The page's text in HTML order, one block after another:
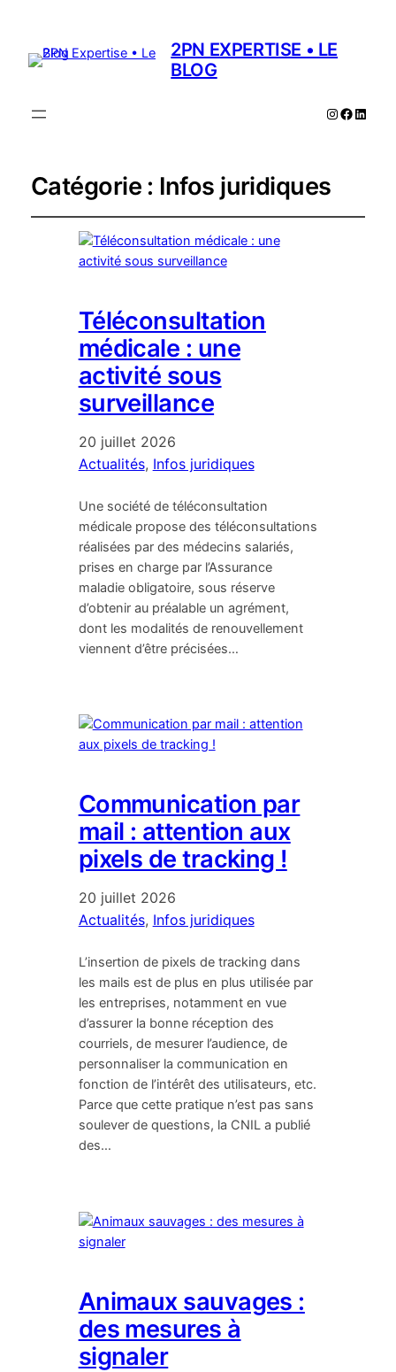
2PN EXPERTISE • LE
BLOG
Instagram
Catégorie : Infos juridiques
Téléconsultation
médicale : une
activité sous
surveillance
20 juillet 2026
Actualités, Infos juridiques
Une société de téléconsultation
médicale propose des téléconsultations
réalisées par des médecins salariés,
prises en charge par l’Assurance
maladie obligatoire, sous réserve
d’obtenir au préalable un agrément,
dont les modalités de renouvellement
viennent d’être précisées…
Communication par
mail : attention aux
pixels de tracking !
20 juillet 2026
Actualités, Infos juridiques
L’insertion de pixels de tracking dans
les mails est de plus en plus utilisée par
les entreprises, notamment en vue
d’assurer la bonne réception des
courriels, de mesurer l’audience, de
personnaliser la communication en
fonction de l’intérêt des utilisateurs, etc.
Parce que cette pratique n’est pas sans
soulever de questions, la CNIL a publié
des…
Animaux sauvages :
des mesures à
signaler